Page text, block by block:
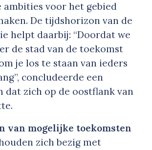
ambities voor het gebied
De tijdshorizon van de
helpt daarbij: “Doordat we
de stad van de toekomst
je los te staan van ieders
concludeerde een
dat zich op de oostflank van
van mogelijke toekomsten
zich bezig met